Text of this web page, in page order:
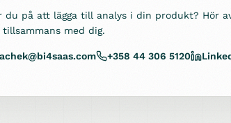
du på att lägga till analys i din produkt? Hör
tillsammans med dig.
+358 44 306 5120